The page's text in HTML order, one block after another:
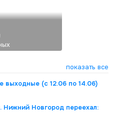
показать все
выходные (с 12.06 по 14.06)
Новгород переехал: